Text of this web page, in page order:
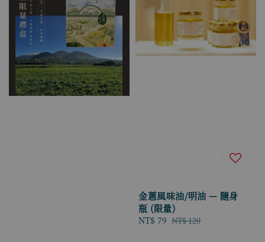
金蔥風味油/明油 — 隨身
瓶 (限量)
Sale
NT$ 79 Regular
NT$ 120